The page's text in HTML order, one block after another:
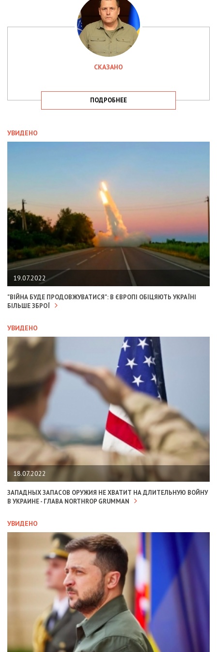
СКАЗАНО
ПОДРОБНЕЕ
УВИДЕНО
19.07.2022
"ВІЙНА БУДЕ ПРОДОВЖУВАТИСЯ": В ЄВРОПІ ОБІЦЯЮТЬ УКРАЇНІ
БІЛЬШЕ ЗБРОЇ
УВИДЕНО
18.07.2022
ЗАПАДНЫХ ЗАПАСОВ ОРУЖИЯ НЕ ХВАТИТ НА ДЛИТЕЛЬНУЮ ВОЙНУ
В УКРАИНЕ - ГЛАВА NORTHROP GRUMMAN
УВИДЕНО